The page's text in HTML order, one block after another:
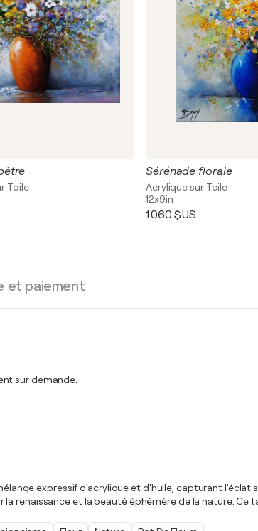
Toile
Sérénade florale
Acrylique sur Toile
12x9in
1 060 $US
et paiement
sur demande.
expressif d'acrylique et d'huile, capturant
la renaissance et la beauté éphémère de la nature. Ce